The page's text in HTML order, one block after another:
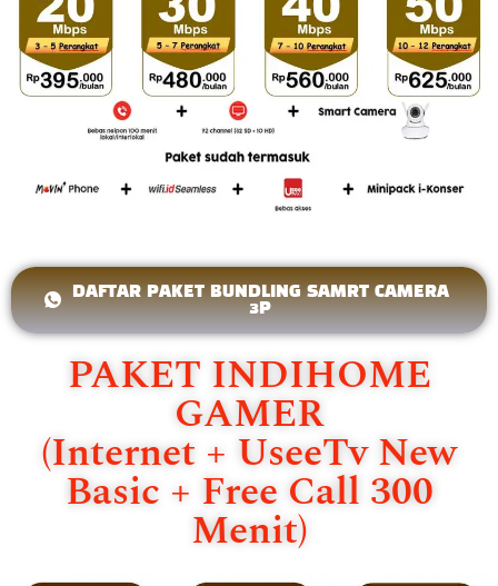
DAFTAR PAKET BUNDLING SAMRT CAMERA
3P
PAKET INDIHOME
GAMER
(Internet + UseeTv New
Basic + Free Call 300
Menit)